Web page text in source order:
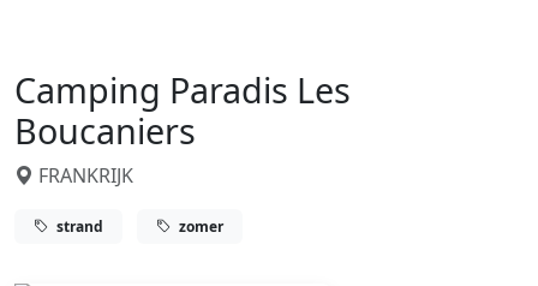
Camping Paradis Les
Boucaniers
FRANKRIJK
strand zomer